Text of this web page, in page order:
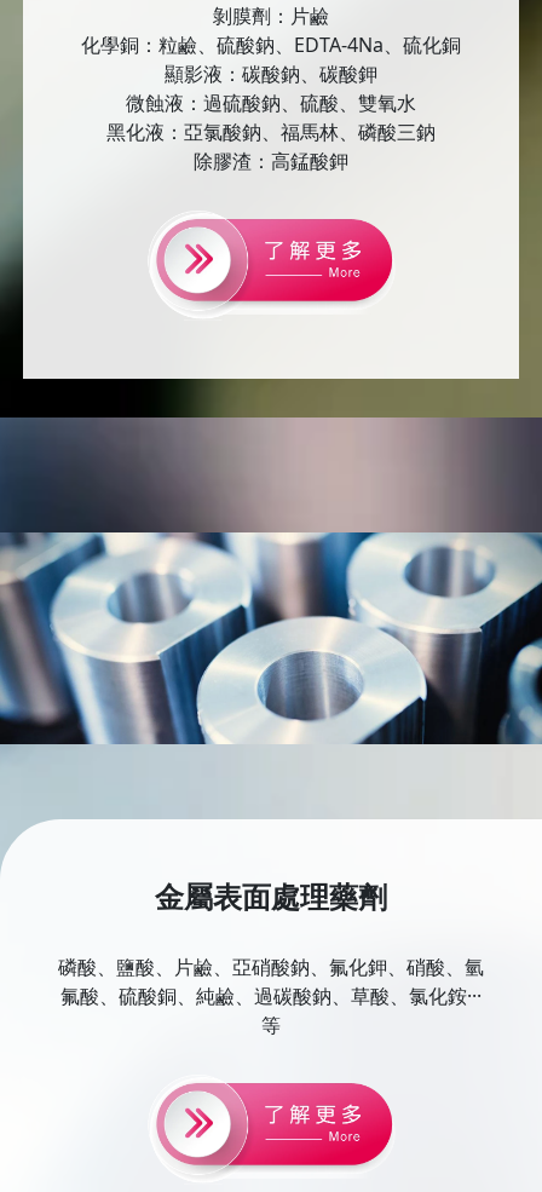
剝膜劑：片鹼
化學銅：粒鹼、硫酸鈉、EDTA-4Na、硫化銅
顯影液：碳酸鈉、碳酸鉀
微蝕液：過硫酸鈉、硫酸、雙氧水
黑化液：亞氯酸鈉、福馬林、磷酸三鈉
除膠渣：高錳酸鉀
金屬表面處理藥劑
磷酸、鹽酸、片鹼、亞硝酸鈉、氟化鉀、硝酸、氫
氟酸、硫酸銅、純鹼、過碳酸鈉、草酸、氯化銨···
等